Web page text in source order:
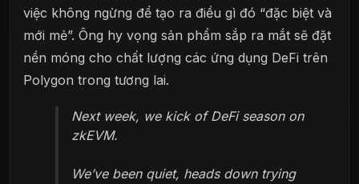
việc không ngừng để tạo ra điều gì đó “đặc biệt và
mới mẻ”. Ông hy vọng sản phẩm sắp ra mắt sẽ đặt
nền móng cho chất lượng các ứng dụng DeFi trên
Polygon trong tương lai.
Next week, we kick of DeFi season on
zkEVM.
We’ve been quiet, heads down trying